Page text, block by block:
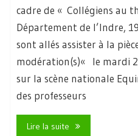
cadre de « Collégiens au
Département de l’Indre,
sont allés assister à la
modération(s)« le mardi
sur la scène nationale
des professeurs
Lire la suite